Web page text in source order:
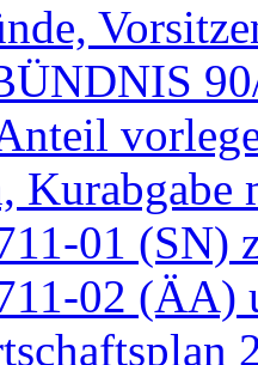
01 (SN)
02 (ÄA)